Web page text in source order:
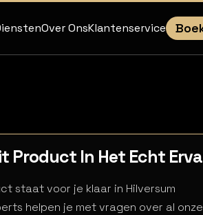
Over OnsKlantenservice
Product In Het Echt
staat voor je klaar in Hilversum
helpen je met vragen over al